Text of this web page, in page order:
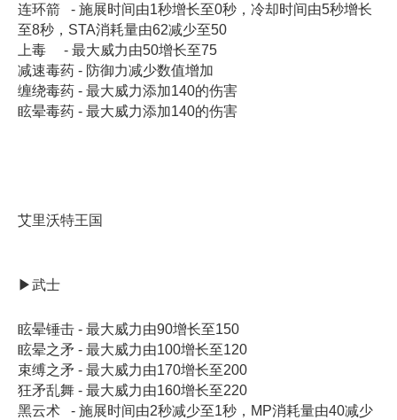
连环箭 - 施展时间由1秒增长至0秒，冷却时间由5秒增长
至8秒，STA消耗量由62减少至50
上毒 - 最大威力由50增长至75
减速毒药 - 防御力减少数值增加
缠绕毒药 - 最大威力添加140的伤害
眩晕毒药 - 最大威力添加140的伤害
艾里沃特王国
▶武士
眩晕锤击 - 最大威力由90增长至150
眩晕之矛 - 最大威力由100增长至120
束缚之矛 - 最大威力由170增长至200
狂矛乱舞 - 最大威力由160增长至220
黑云术 - 施展时间由2秒减少至1秒，MP消耗量由40减少